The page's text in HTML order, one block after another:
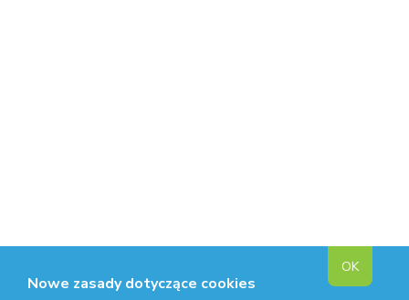
Nowe zasady dotyczące cookies
OK